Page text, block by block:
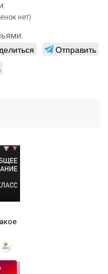
нет)
Отправить